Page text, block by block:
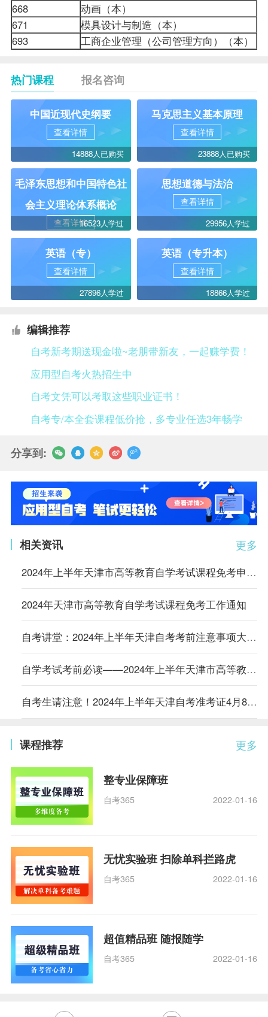
668
动画（本）
671
模具设计与制造（本）
693
工商企业管理（公司管理方向）（本）
热门课程 报名咨询
中国近现代史纲要
查看详情
14888人已购买
马克思主义基本原理
查看详情
23888人已购买
毛泽东思想和中国特色社
会主义理论体系概论
查看详情16523人学过
思想道德与法治
查看详情
29956人学过
英语（专）
查看详情
27896人学过
英语（专升本）
查看详情
18866人学过
编辑推荐
自考新考期送现金啦~老朋带新友，一起赚学费！
应用型自考火热招生中
自考文凭可以考取这些职业证书！
自考专/本全套课程低价抢，多专业任选3年畅学
分享到:
更多
相关资讯
2024年上半年天津市高等教育自学考试课程免考申请通知
2024年天津市高等教育自学考试课程免考工作通知
自考讲堂：2024年上半年天津自考考前注意事项大合集
自学考试考前必读——2024年上半年天津市高等教育自学考试将于4月13日至14日举行
自考生请注意！2024年上半年天津自考准考证4月8日起可打印，点进来看详细流程
更多
课程推荐
整专业保障班
自考365 2022-01-16
无忧实验班 扫除单科拦路虎
自考365 2022-01-16
超值精品班 随报随学
自考365 2022-01-16